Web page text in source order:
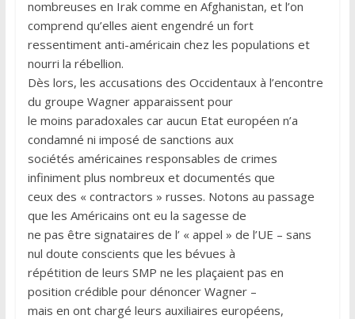
nombreuses en Irak comme en Afghanistan, et l’on
comprend qu’elles aient engendré un fort
ressentiment anti-américain chez les populations et
nourri la rébellion.
Dès lors, les accusations des Occidentaux à l’encontre
du groupe Wagner apparaissent pour
le moins paradoxales car aucun Etat européen n’a
condamné ni imposé de sanctions aux
sociétés américaines responsables de crimes
infiniment plus nombreux et documentés que
ceux des « contractors » russes. Notons au passage
que les Américains ont eu la sagesse de
ne pas être signataires de l’ « appel » de l’UE – sans
nul doute conscients que les bévues à
répétition de leurs SMP ne les plaçaient pas en
position crédible pour dénoncer Wagner –
mais en ont chargé leurs auxiliaires européens,